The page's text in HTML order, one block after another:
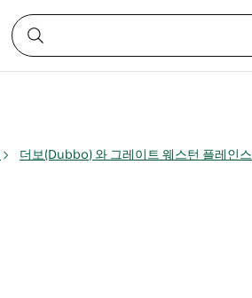
더보(Dubbo) 와 그레이트 웨스턴 플레인스